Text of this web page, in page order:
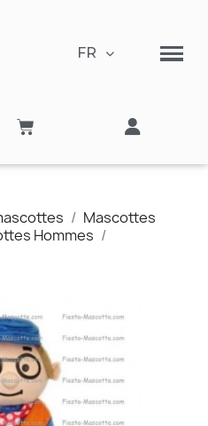
FR
Mascottes
Hommes